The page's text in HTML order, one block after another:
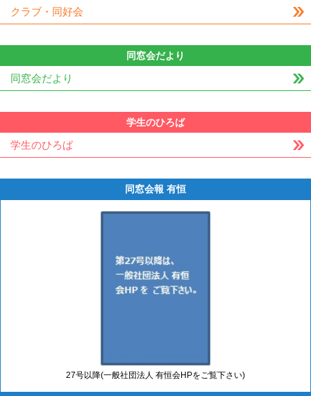
クラブ・同好会
同窓会だより
同窓会だより
学生のひろば
学生のひろば
同窓会報 有恒
27号以降(一般社団法人 有恒会HPをご覧下さい)